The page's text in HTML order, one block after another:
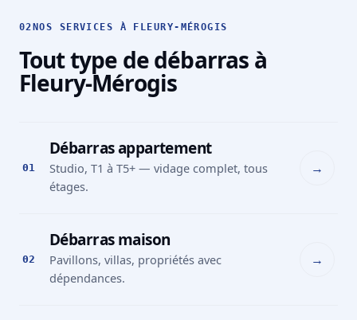
02 NOS SERVICES À FLEURY-MÉROGIS
Tout type de débarras à
Fleury-Mérogis
01
Débarras appartement
Studio, T1 à T5+ — vidage complet, tous
étages.
→
02
Débarras maison
Pavillons, villas, propriétés avec
dépendances.
→